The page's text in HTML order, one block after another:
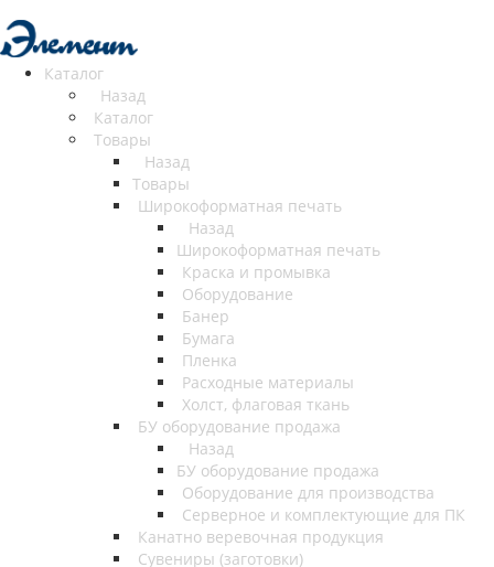
Каталог
Назад
Каталог
Товары
Назад
Товары
Широкоформатная печать
Назад
Широкоформатная печать
Краска и промывка
Оборудование
Банер
Бумага
Пленка
Расходные материалы
Холст, флаговая ткань
БУ оборудование продажа
Назад
БУ оборудование продажа
Оборудование для производства
Серверное и комплектующие для ПК
Канатно веревочная продукция
Сувениры (заготовки)